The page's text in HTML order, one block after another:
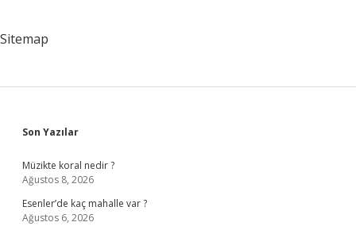
Sitemap
Sidebar
Son Yazılar
Müzikte koral nedir ?
Ağustos 8, 2026
Esenler’de kaç mahalle var ?
Ağustos 6, 2026